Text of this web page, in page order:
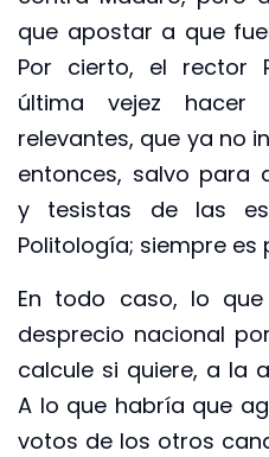
que apostar a que
Por cierto, el rector
última vejez hacer
relevantes, que ya no
entonces, salvo para
y tesistas de las
Politología; siempre
En todo caso, lo
desprecio nacional
calcule si quiere, a la
A lo que habría que
votos de los otros